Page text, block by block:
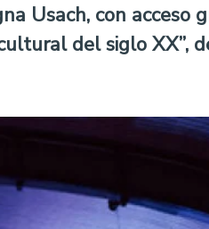
Usach, con acceso
del siglo XX”,